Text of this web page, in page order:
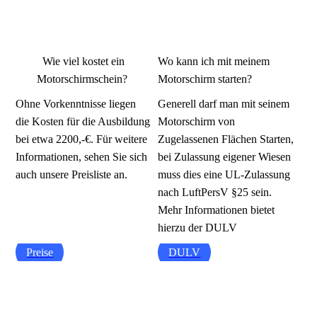
Wie viel kostet ein
Motorschirmschein?
Wo kann ich mit meinem
Motorschirm starten?
Ohne Vorkenntnisse liegen
die Kosten für die Ausbildung
bei etwa 2200,-€. Für weitere
Informationen, sehen Sie sich
auch unsere Preisliste an.
Generell darf man mit seinem
Motorschirm von
Zugelassenen Flächen Starten,
bei Zulassung eigener Wiesen
muss dies eine UL-Zulassung
nach LuftPersV §25 sein.
Mehr Informationen bietet
hierzu der DULV
Preise DULV